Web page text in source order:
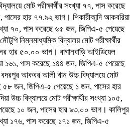
মোট পরীক্ষার্থীর সংখ্যা ৭৭, পাস করেছে
হার ৭৭.৯২ ভাগ। শিকারীকান্দি আকবরিয়া
৭০, পাস করেছে ৬৫ জন, জিপিএ-৫ পেয়েছে
নিম্নমাধ্যমিক বিদ্যালয় মোট পরীক্ষার্থীর
হার ৫০.০০ ভাগ। বাগানবাড়ি আইডিয়েল
১৬১, পাস করেছে ১৪৪ জন, জিপিএ-৫ পেয়েছে
আকবর আলী খান উচ্চ বিদ্যালয়ে মোট
৫৮ জন, জিপিএ-৫ পেয়েছে ১ জন, পাসের হার
উচ্চ বিদ্যালয়ে মোট পরীক্ষার্থীর সংখ্যা ১০৫,
১০ জন, পাসের হার ৯৩.০০ ভাগ। কালিপুর
১৭৬, পাস করেছে ১৭১ জন, জিপিএ-৫